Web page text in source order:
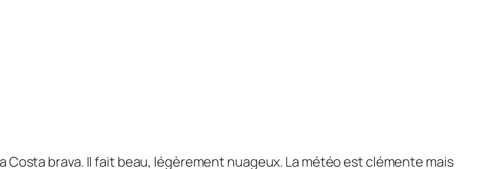
Costa brava. Il fait beau, légèrement nuageux. La météo est clémente mais